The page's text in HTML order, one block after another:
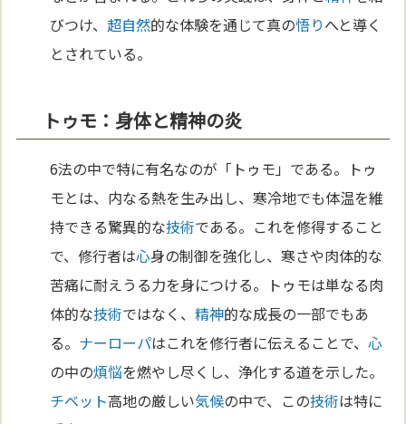
びつけ、超自然的な体験を通じて真の悟りへと導く
とされている。
トゥモ：身体と精神の炎
6法の中で特に有名なのが「トゥモ」である。トゥ
モとは、内なる熱を生み出し、寒冷地でも体温を維
持できる驚異的な技術である。これを修得すること
で、修行者は心身の制御を強化し、寒さや肉体的な
苦痛に耐えうる力を身につける。トゥモは単なる肉
体的な技術ではなく、精神的な成長の一部でもあ
る。 ナーローパはこれを修行者に伝えることで、心
の中の煩悩を燃やし尽くし、浄化する道を示した。
チベット高地の厳しい気候の中で、この技術は特に